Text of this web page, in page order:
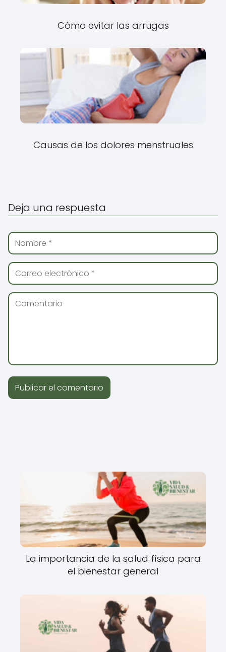
Cómo evitar las arrugas
Causas de los dolores menstruales
Deja una respuesta
La importancia de la salud física para
el bienestar general